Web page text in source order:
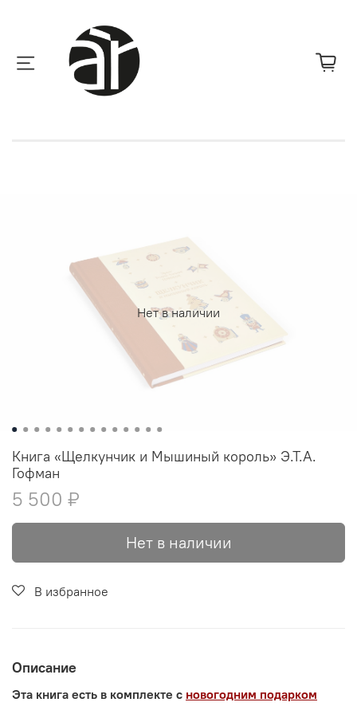
Нет в наличии
Книга «Щелкунчик и Мышиный король» Э.Т.А.
Гофман
5 500 ₽
Нет в наличии
В избранное
Описание
Эта книга есть в комплекте с новогодним подарком